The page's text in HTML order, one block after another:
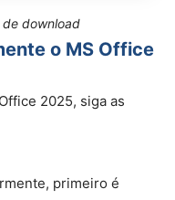
download
o MS Office
2025, siga as
primeiro é